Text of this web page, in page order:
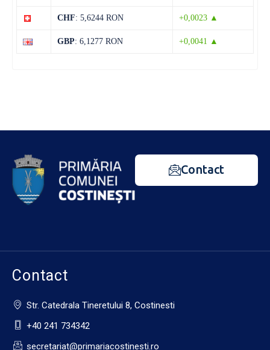
CHF: 5,6244 RON +0,0023 ▲
GBP: 6,1277 RON +0,0041 ▲
Contact
Contact
Str. Catedrala Tineretului 8, Costinesti
+40 241 734342
secretariat@primariacostinesti.ro​